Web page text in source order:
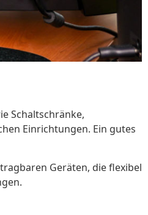
Schaltschränke,
Einrichtungen. Ein gutes
Geräten, die flexibel